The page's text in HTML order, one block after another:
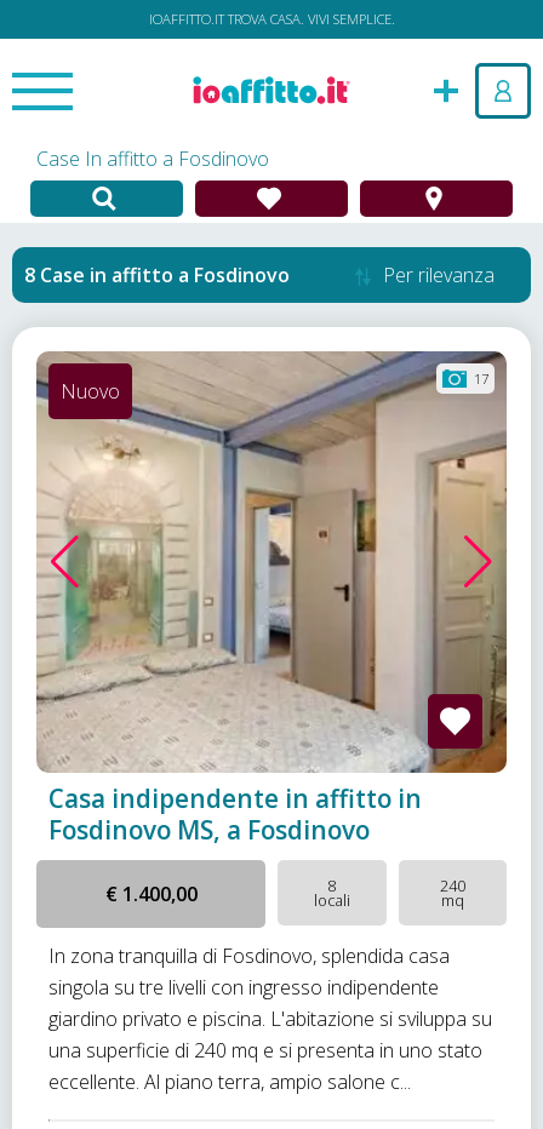
IOAFFITTO.IT TROVA CASA. VIVI SEMPLICE.
Case In affitto a Fosdinovo
Case in affitto a Fosdinovo Per rilevanza
17
Nuovo
Casa indipendente in affitto in
Fosdinovo MS, a Fosdinovo
€ 1.400,00 8
locali
240
mq
In zona tranquilla di Fosdinovo, splendida casa
singola su tre livelli con ingresso indipendente
giardino privato e piscina. L'abitazione si sviluppa su
una superficie di 240 mq e si presenta in uno stato
eccellente. Al piano terra, ampio salone c...